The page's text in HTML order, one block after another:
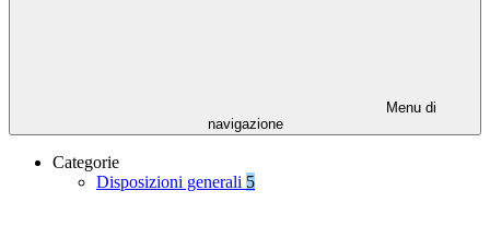
Menu di
navigazione
Categorie
Disposizioni generali 5